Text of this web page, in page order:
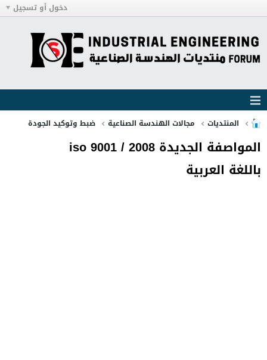
دخول أو تسجيل
المنتديات مجالات الهندسة الصناعية ضبط وتوكيد الجودة
المواصفة الجديدة iso 9001 / 2008
باللغة العربية